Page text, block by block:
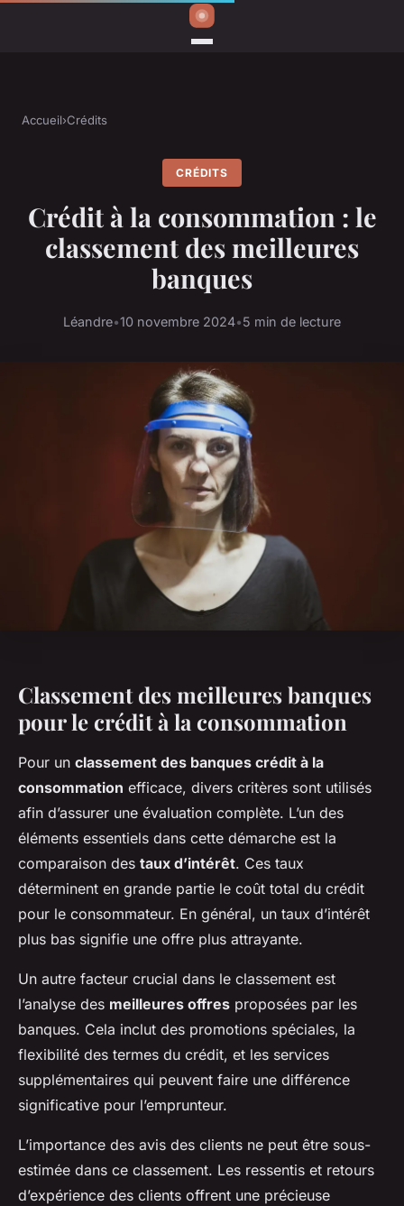
Accueil›Crédits
CRÉDITS
Crédit à la consommation : le
classement des meilleures
banques
Léandre•10 novembre 2024•5 min de lecture
Classement des meilleures banques
pour le crédit à la consommation
Pour un classement des banques crédit à la
consommation efficace, divers critères sont utilisés
afin d’assurer une évaluation complète. L’un des
éléments essentiels dans cette démarche est la
comparaison des taux d’intérêt. Ces taux
déterminent en grande partie le coût total du crédit
pour le consommateur. En général, un taux d’intérêt
plus bas signifie une offre plus attrayante.
Un autre facteur crucial dans le classement est
l’analyse des meilleures offres proposées par les
banques. Cela inclut des promotions spéciales, la
flexibilité des termes du crédit, et les services
supplémentaires qui peuvent faire une différence
significative pour l’emprunteur.
L’importance des avis des clients ne peut être sous-
estimée dans ce classement. Les ressentis et retours
d’expérience des clients offrent une précieuse